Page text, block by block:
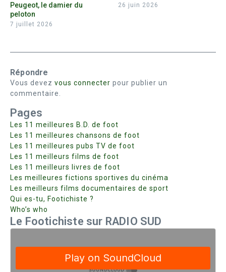
Peugeot, le damier du
peloton
7 juillet 2026
26 juin 2026
Répondre
Vous devez vous connecter pour publier un
commentaire.
Pages
Les 11 meilleures B.D. de foot
Les 11 meilleures chansons de foot
Les 11 meilleures pubs TV de foot
Les 11 meilleurs films de foot
Les 11 meilleurs livres de foot
Les meilleures fictions sportives du cinéma
Les meilleurs films documentaires de sport
Qui es-tu, Footichiste ?
Who’s who
Le Footichiste sur RADIO SUD